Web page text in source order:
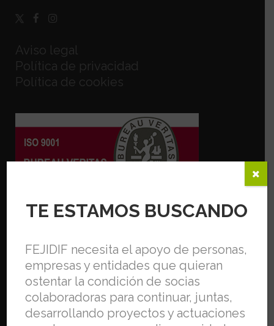
Aviso legal
Política de privacidad
Política de cookies
TE ESTAMOS BUSCANDO
FEJIDIF necesita el apoyo de personas,
empresas y entidades que quieran
ostentar la condición de socias
colaboradoras para continuar, juntas,
desarrollando proyectos y actuaciones